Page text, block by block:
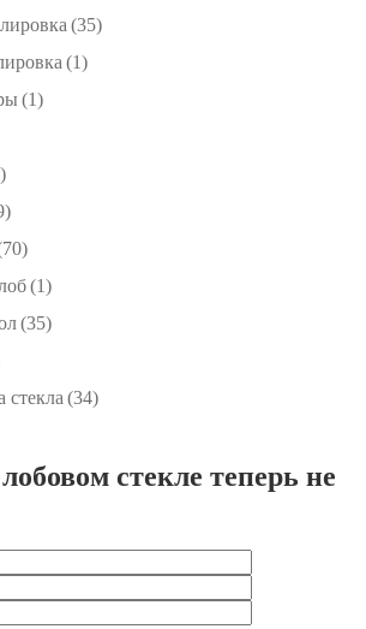
(35)
(1)
(1)
(1)
(35)
(34)
стекле теперь не